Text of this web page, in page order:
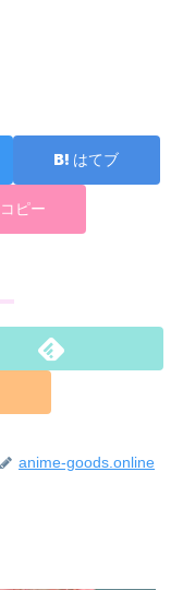
はてブ
コピー
anime-goods.online